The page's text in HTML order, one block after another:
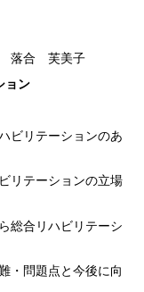
落合 芙美子
ョン
ビリテーションのあ
リテーションの立場
総合リハビリテーシ
・問題点と今後に向